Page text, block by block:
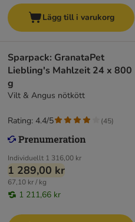
Lägg till i varukorg
Sparpack: GranataPet
Liebling's Mahlzeit 24 x 800
g
Vilt & Angus nötkött
Individuellt 1 316,00 kr
1 289,00 kr
67,10 kr / kg
1 211,66 kr
Rating: 4.4/5 (45)